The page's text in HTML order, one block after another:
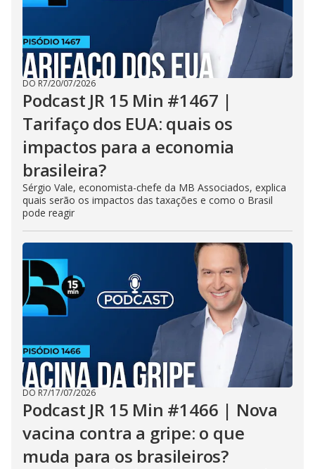
DO R7/20/07/2026
Podcast JR 15 Min #1467 |
Tarifaço dos EUA: quais os
impactos para a economia
brasileira?
Sérgio Vale, economista-chefe da MB Associados, explica
quais serão os impactos das taxações e como o Brasil
pode reagir
DO R7/17/07/2026
Podcast JR 15 Min #1466 | Nova
vacina contra a gripe: o que
muda para os brasileiros?